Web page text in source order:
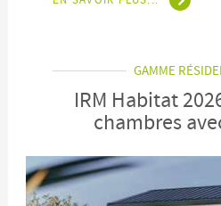
GAMME
IRM Habitat
chambres